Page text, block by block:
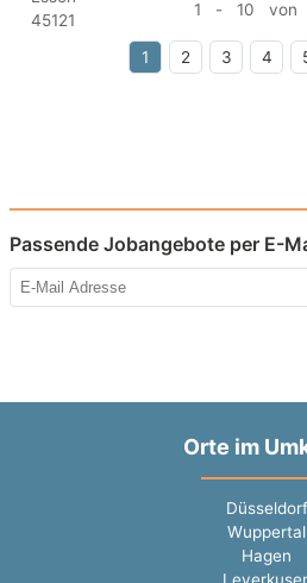
1 - 10 von
1 2 3 4
Passende Jobangebote per E-
Orte im
Düsseldorf
Wuppertal
Hagen